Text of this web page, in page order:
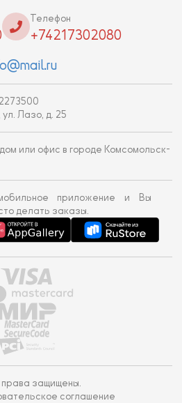
Телефон
+74217302080
Лазо, д. 25
или офис в городе Комсомольск-
приложение и Вы
делать заказы.
защищены.
соглашение